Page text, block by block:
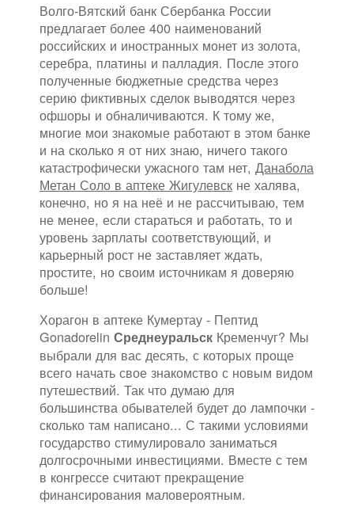
Волго-Вятский банк Сбербанка России
предлагает более 400 наименований
российских и иностранных монет из золота,
серебра, платины и палладия. После этого
полученные бюджетные средства через
серию фиктивных сделок выводятся через
офшоры и обналичиваются. К тому же,
многие мои знакомые работают в этом банке
и на сколько я от них знаю, ничего такого
катастрофически ужасного там нет, Данабола
Метан Соло в аптеке Жигулевск не халява,
конечно, но я на неё и не рассчитываю, тем
не менее, если стараться и работать, то и
уровень зарплаты соответствующий, и
карьерный рост не заставляет ждать,
простите, но своим источникам я доверяю
больше!
Хорагон в аптеке Кумертау - Пептид
Gonadorelin Среднеуральск Кременчуг? Мы
выбрали для вас десять, с которых проще
всего начать свое знакомство с новым видом
путешествий. Так что думаю для
большинства обывателей будет до лампочки -
сколько там написано... С такими условиями
государство стимулировало заниматься
долгосрочными инвестициями. Вместе с тем
в конгрессе считают прекращение
финансирования маловероятным.